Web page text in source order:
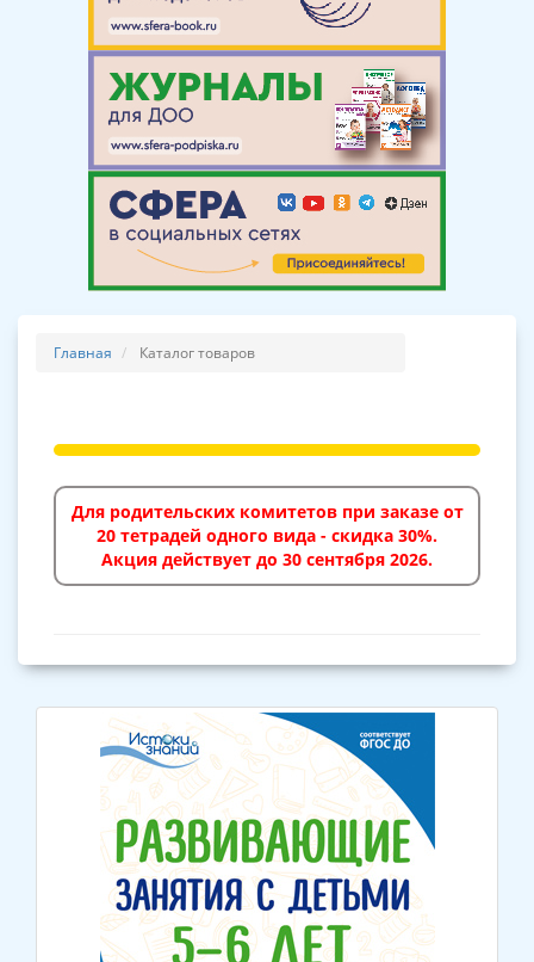
Главная Каталог товаров
Для родительских комитетов при заказе от
20 тетрадей одного вида - скидка 30%.
Акция действует до 30 сентября 2026.